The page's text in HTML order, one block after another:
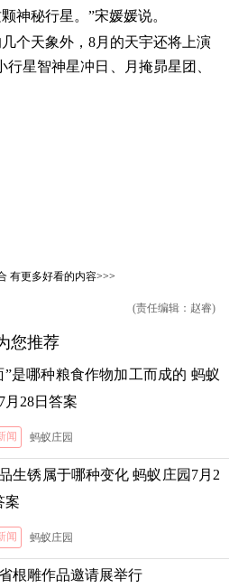
神秘行星。”宋媛媛说。
个天象外，8月的天宇还将上演
行星智神星冲日、月掩昴星团、
有更多好看的内容>>>
(责任编辑：赵睿)
您推荐
”是哪种粮食作物加工而成的 蚂蚁
月28日答案
闻 蚂蚁庄园
生锈属于哪种变化 蚂蚁庄园7月2
案
闻 蚂蚁庄园
根雕作品邀请展举行